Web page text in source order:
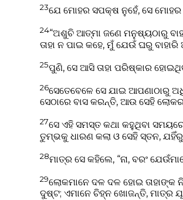
23ଯେ ମୋହର ସପକ୍ଷ ନୁହେଁ, ସେ ମୋହର
24“ଅଶୁଚି ଆତ୍ମା ଜଣେ ମନୁଷ୍ୟଠାରୁ
ତାହା ନ ପାଇ କହେ, ମୁଁ ଯେଉଁ ଘରୁ
25ପୁଣି, ସେ ଆସି ତାହା ପରିଷ୍କାର
26ସେତେବେଳେ ସେ ଯାଇ ଆପଣାଠାରୁ
ସେଠାରେ ବାସ କରନ୍ତି, ଆଉ ସେହି
27ସେ ଏହି ସମସ୍ତ କଥା କହୁଥିବା
ତୁମ୍ଭକୁ ଧାରଣ କଲା ଓ ସେହି ସ୍ତନ,
28ମାତ୍ର ସେ କହିଲେ, “ନା, ବରଂ
29ଲୋକମାନେ ଦଳ ଦଳ ହୋଇ ତାହାଙ୍କ
ଦୁଷ୍ଟ; ଏମାନେ ଚିହ୍ନ ଖୋଜନ୍ତି, ମାତ୍ର